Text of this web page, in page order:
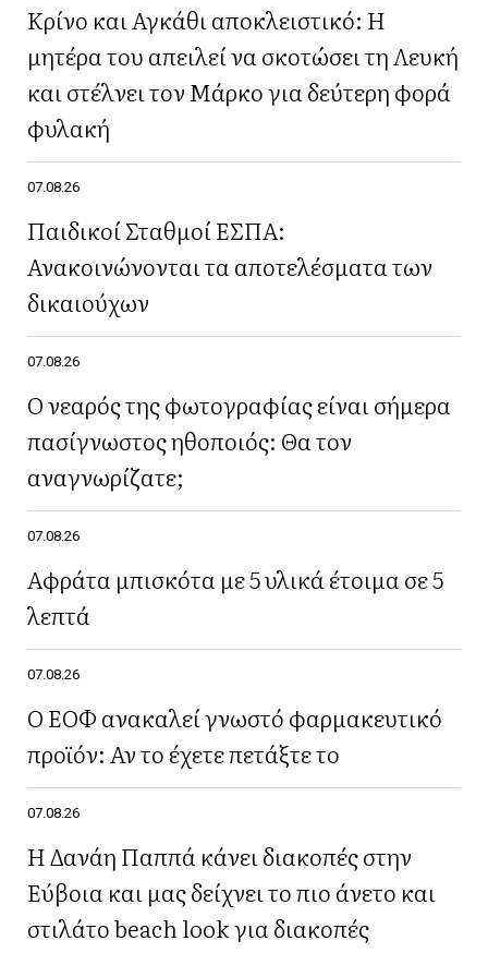
Κρίνο και Αγκάθι αποκλειστικό: Η
μητέρα του απειλεί να σκοτώσει τη Λευκή
και στέλνει τον Μάρκο για δεύτερη φορά
φυλακή
07.08.26
Παιδικοί Σταθμοί ΕΣΠΑ:
Ανακοινώνονται τα αποτελέσματα των
δικαιούχων
07.08.26
Ο νεαρός της φωτογραφίας είναι σήμερα
πασίγνωστος ηθοποιός: Θα τον
αναγνωρίζατε;
07.08.26
Αφράτα μπισκότα με 5 υλικά έτοιμα σε 5
λεπτά
07.08.26
Ο ΕΟΦ ανακαλεί γνωστό φαρμακευτικό
προϊόν: Αν το έχετε πετάξτε το
07.08.26
Η Δανάη Παππά κάνει διακοπές στην
Εύβοια και μας δείχνει το πιο άνετο και
στιλάτο beach look για διακοπές